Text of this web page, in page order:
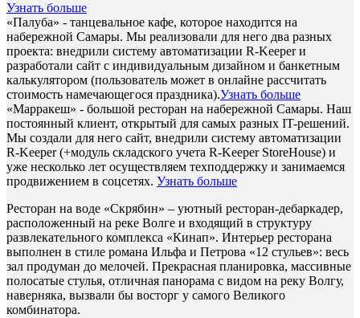
Узнать больше
«Палуба» - танцевальное кафе, которое находится на
набережной Самары. Мы реализовали для него два разных
проекта: внедрили систему автоматизации R-Keeper и
разработали сайт с индивидуальным дизайном и банкетным
калькулятором (пользователь может в онлайне рассчитать
стоимость намечающегося праздника).Узнать больше
«Марракеш» - большой ресторан на набережной Самары. Наш
постоянный клиент, открытый для самых разных IT-решений.
Мы создали для него сайт, внедрили систему автоматизации
R-Keeper (+модуль складского учета R-Keeper StoreHouse) и
уже несколько лет осуществляем техподдержку и занимаемся
продвижением в соцсетях. Узнать больше
Ресторан на воде «Скрябин» – уютный ресторан-дебаркадер,
расположенный на реке Волге и входящий в структуру
развлекательного комплекса «Кинап». Интерьер ресторана
выполнен в стиле романа Ильфа и Петрова «12 стульев»: весь
зал продуман до мелочей. Прекрасная планировка, массивные
полосатые стулья, отличная панорама с видом на реку Волгу,
наверняка, вызвали бы восторг у самого Великого
комбинатора.